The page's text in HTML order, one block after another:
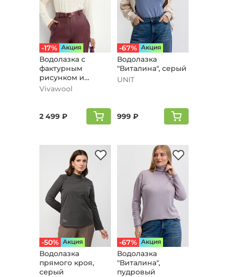
-17% Aкция
Водолазка с
фактурным
рисунком и
воротом,
Vivawool
2 499 ₽
-67% Aкция
Водолазка
"Виталина", серый
UNIT
999 ₽
-50% Aкция
Водолазка
прямого кроя,
серый
-67% Aкция
Водолазка
"Виталина",
пудровый